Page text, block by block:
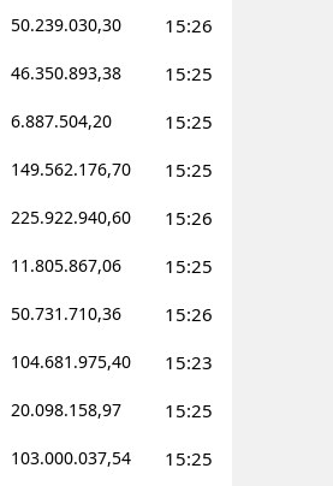
50.239.030,30 15:26
46.350.893,38 15:25
6.887.504,20 15:25
149.562.176,70 15:25
225.922.940,60 15:26
11.805.867,06 15:25
50.731.710,36 15:26
104.681.975,40 15:23
20.098.158,97 15:25
103.000.037,54 15:25